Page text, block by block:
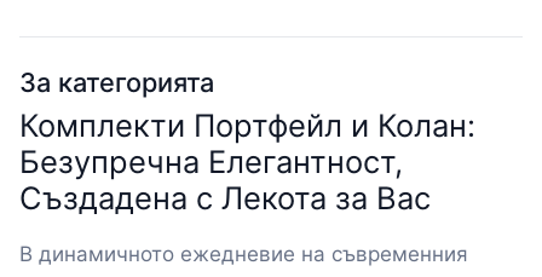
За категорията
Комплекти Портфейл и Колан:
Безупречна Елегантност,
Създадена с Лекота за Вас
В динамичното ежедневие на съвременния